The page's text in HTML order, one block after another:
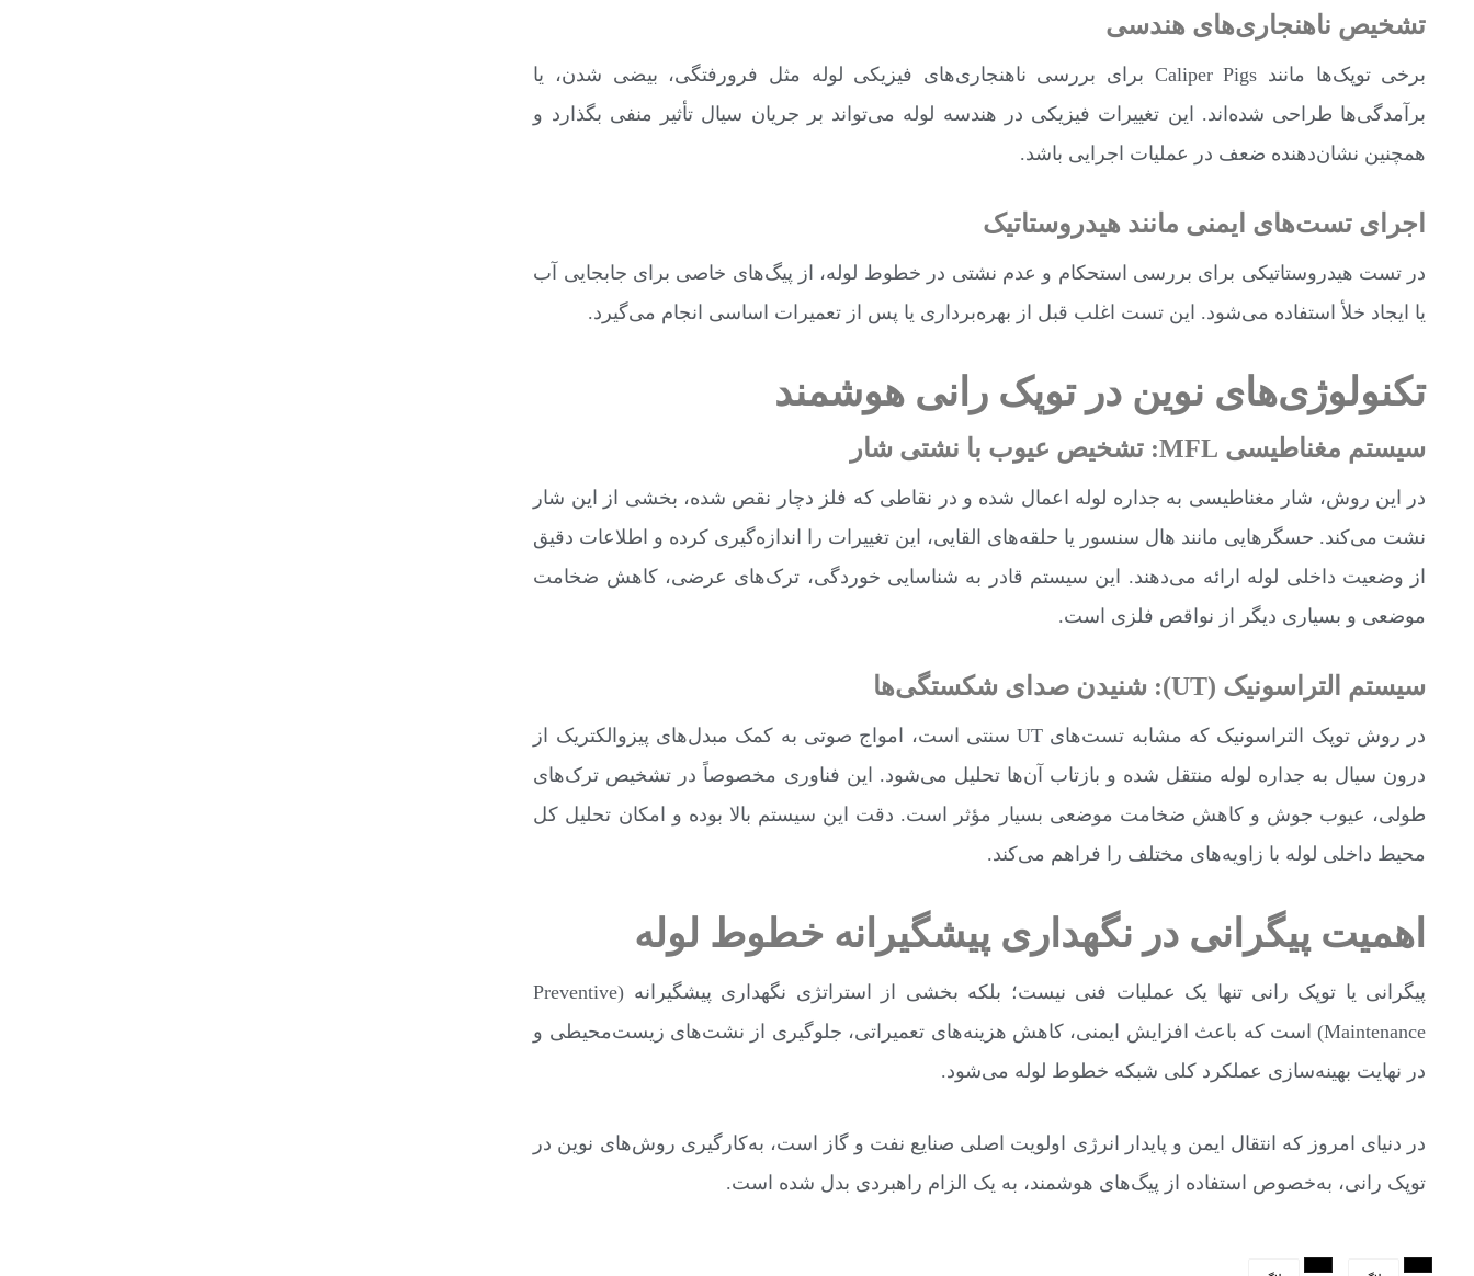
تشخیص ناهنجاری‌های هندسی
برخی توپک‌ها مانند Caliper Pigs برای بررسی ناهنجاری‌های فیزیکی لوله مثل فرورفتگی، بیضی شدن، یا
برآمدگی‌ها طراحی شده‌اند. این تغییرات فیزیکی در هندسه لوله می‌تواند بر جریان سیال تأثیر منفی بگذارد و
همچنین نشان‌دهنده ضعف در عملیات اجرایی باشد.
اجرای تست‌های ایمنی مانند هیدروستاتیک
در تست هیدروستاتیکی برای بررسی استحکام و عدم نشتی در خطوط لوله، از پیگ‌های خاصی برای جابجایی آب
یا ایجاد خلأ استفاده می‌شود. این تست اغلب قبل از بهره‌برداری یا پس از تعمیرات اساسی انجام می‌گیرد.
تکنولوژی‌های نوین در توپک رانی هوشمند
سیستم مغناطیسی تشخیص عیوب با نشتی شار
در این روش، شار مغناطیسی به جداره لوله اعمال شده و در نقاطی که فلز دچار نقص شده، بخشی از این شار
نشت می‌کند. حسگرهایی مانند هال سنسور یا حلقه‌های القایی، این تغییرات را اندازه‌گیری کرده و اطلاعات دقیق
از وضعیت داخلی لوله ارائه می‌دهند. این سیستم قادر به شناسایی خوردگی، ترک‌های عرضی، کاهش ضخامت
موضعی و بسیاری دیگر از نواقص فلزی است.
سیستم التراسونیک (UT): شنیدن صدای شکستگی‌ها
در روش توپک التراسونیک که مشابه تست‌های UT سنتی است، امواج صوتی به کمک مبدل‌های پیزوالکتریک از
درون سیال به جداره لوله منتقل شده و بازتاب آن‌ها تحلیل می‌شود. این فناوری مخصوصاً در تشخیص ترک‌های
طولی، عیوب جوش و کاهش ضخامت موضعی بسیار مؤثر است. دقت این سیستم بالا بوده و امکان تحلیل کل
محیط داخلی لوله با زاویه‌های مختلف را فراهم می‌کند.
اهمیت پیگرانی در نگهداری پیشگیرانه خطوط لوله
پیگرانی یا توپک رانی تنها یک عملیات فنی نیست؛ بلکه بخشی از استراتژی نگهداری پیشگیرانه (Preventive
Maintenance) است که باعث افزایش ایمنی، کاهش هزینه‌های تعمیراتی، جلوگیری از نشت‌های زیست‌محیطی و
در نهایت بهینه‌سازی عملکرد کلی شبکه خطوط لوله می‌شود.
در دنیای امروز که انتقال ایمن و پایدار انرژی اولویت اصلی صنایع نفت و گاز است، به‌کارگیری روش‌های نوین در
توپک رانی، به‌خصوص استفاده از پیگ‌های هوشمند، به یک الزام راهبردی بدل شده است.